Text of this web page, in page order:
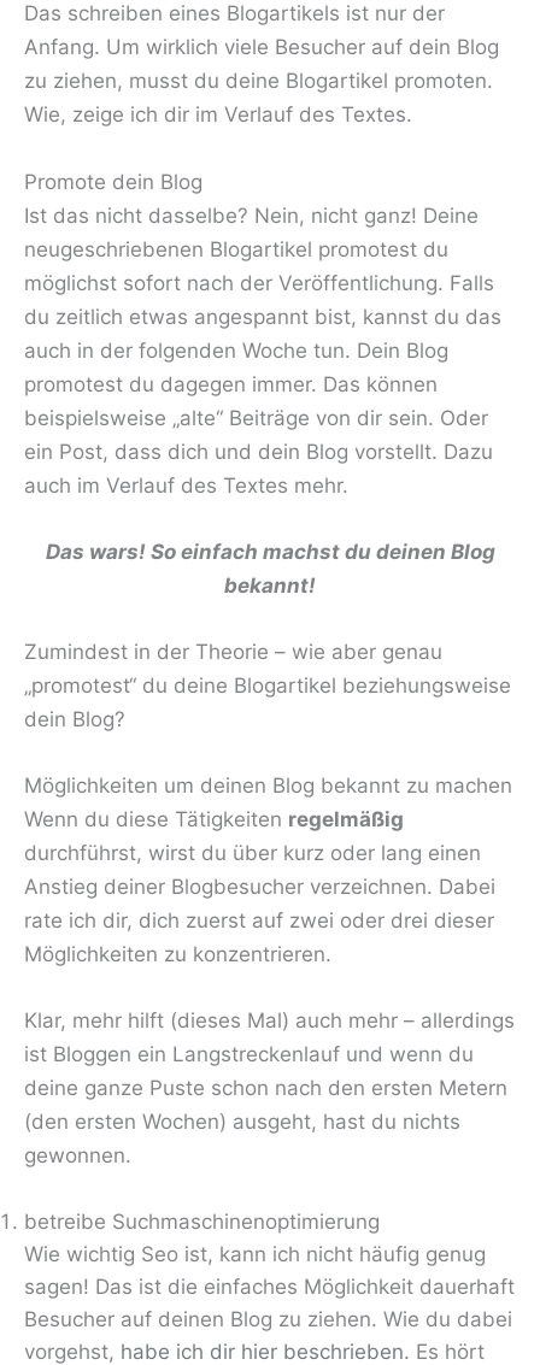
Das schreiben eines Blogartikels ist nur der
Anfang. Um wirklich viele Besucher auf dein Blog
zu ziehen, musst du deine Blogartikel promoten.
Wie, zeige ich dir im Verlauf des Textes.
Promote dein Blog
Ist das nicht dasselbe? Nein, nicht ganz! Deine
neugeschriebenen Blogartikel promotest du
möglichst sofort nach der Veröffentlichung. Falls
du zeitlich etwas angespannt bist, kannst du das
auch in der folgenden Woche tun. Dein Blog
promotest du dagegen immer. Das können
beispielsweise „alte“ Beiträge von dir sein. Oder
ein Post, dass dich und dein Blog vorstellt. Dazu
auch im Verlauf des Textes mehr.
Das wars! So einfach machst du deinen Blog
bekannt!
Zumindest in der Theorie – wie aber genau
„promotest“ du deine Blogartikel beziehungsweise
dein Blog?
Möglichkeiten um deinen Blog bekannt zu machen
Wenn du diese Tätigkeiten regelmäßig
durchführst, wirst du über kurz oder lang einen
Anstieg deiner Blogbesucher verzeichnen. Dabei
rate ich dir, dich zuerst auf zwei oder drei dieser
Möglichkeiten zu konzentrieren.
Klar, mehr hilft (dieses Mal) auch mehr – allerdings
ist Bloggen ein Langstreckenlauf und wenn du
deine ganze Puste schon nach den ersten Metern
(den ersten Wochen) ausgeht, hast du nichts
gewonnen.
betreibe Suchmaschinenoptimierung
Wie wichtig Seo ist, kann ich nicht häufig genug
sagen! Das ist die einfaches Möglichkeit dauerhaft
Besucher auf deinen Blog zu ziehen. Wie du dabei
vorgehst, habe ich dir hier beschrieben. Es hört